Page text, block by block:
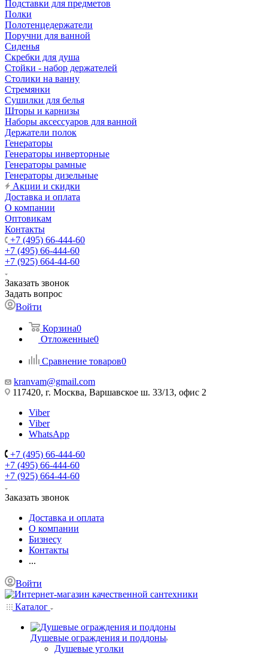
Подставки для предметов
Полки
Полотенцедержатели
Поручни для ванной
Сиденья
Скребки для душа
Стойки - набор держателей
Столики на ванну
Стремянки
Сушилки для белья
Шторы и карнизы
Наборы аксессуаров для ванной
Держатели полок
Генераторы
Генераторы инверторные
Генераторы рамные
Генераторы дизельные
Акции и скидки
Доставка и оплата
О компании
Оптовикам
Контакты
+7 (495) 66-444-60
+7 (495) 66-444-60
+7 (925) 664-44-60
Заказать звонок
Задать вопрос
Войти
Корзина0
Отложенные0
Сравнение товаров0
kranvam@gmail.com
117420, г. Москва, Варшавское ш. 33/13, офис 2
Viber
Viber
WhatsApp
+7 (495) 66-444-60
+7 (495) 66-444-60
+7 (925) 664-44-60
Заказать звонок
Доставка и оплата
О компании
Бизнесу
Контакты
...
Войти
Каталог
Душевые ограждения и поддоны
Душевые уголки